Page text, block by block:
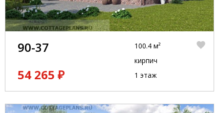
90-37
54 265 ₽
100.4 м²
кирпич
1 этаж